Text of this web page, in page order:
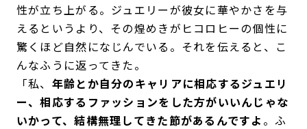
性が立ち上がる。ジュエリーが彼女に華やかさを与
えるというより、その煌めきがヒコロヒーの個性に
驚くほど自然になじんでいる。それを伝えると、こ
んなふうに返ってきた。
「私、 年齢とか自分のキャリアに相応するジュエリ
ー、相応するファッションをした方がいいんじゃな
いかって、結構無理してきた節があるんですよ 。ふ